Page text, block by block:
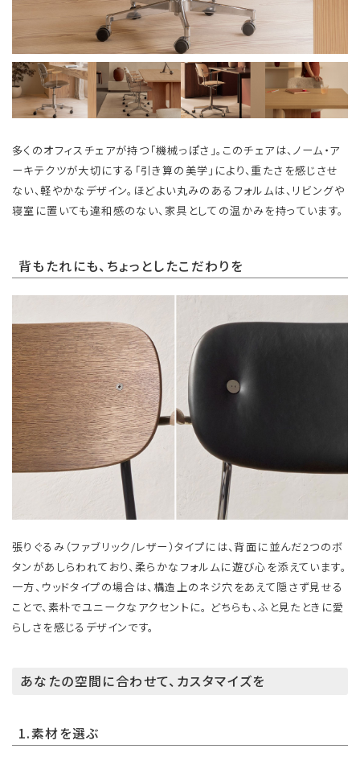
多くのオフィスチェアが持つ「機械っぽさ」。このチェアは、ノーム・ア
ーキテクツが大切にする「引き算の美学」により、重たさを感じさせ
ない、軽やかなデザイン。ほどよい丸みのあるフォルムは、リビングや
寝室に置いても違和感のない、家具としての温かみを持っています。
背もたれにも、ちょっとしたこだわりを
張りぐるみ（ファブリック/レザー）タイプには、背面に並んだ2つのボ
タンがあしらわれており、柔らかなフォルムに遊び心を添えています。
一方、ウッドタイプの場合は、構造上のネジ穴をあえて隠さず見せる
ことで、素朴でユニークなアクセントに。 どちらも、ふと見たときに愛
らしさを感じるデザインです。
あなたの空間に合わせて、カスタマイズを
1.素材を選ぶ